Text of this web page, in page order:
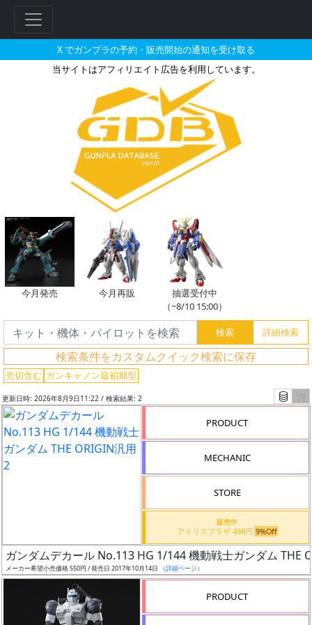
X でガンプラの予約・販売開始の通知を受け取る
当サイトはアフィリエイト広告を利用しています。
ガンキャノン最初期型のガンプ
今月発売 今月再販
抽選受付中
（~8/10 15:00）
検索条件をカスタムクイック検索に保存
売切含む ガンキャノン最初期型
ワ
ー
検
索
グ
レ
ー
ド
ス
成
更新日時: 2026年8月9日11:22 / 検索結果: 2
PRODUCT
MECHANIC
STORE
販売中
アイリスプラザ 498円 9%Off
ガンダムデカール No.113 HG 1/144 機動戦士ガンダム THE
メーカー希望小売価格 550円 / 発売日 2017年10月14日 （詳細ページ）
PRODUCT